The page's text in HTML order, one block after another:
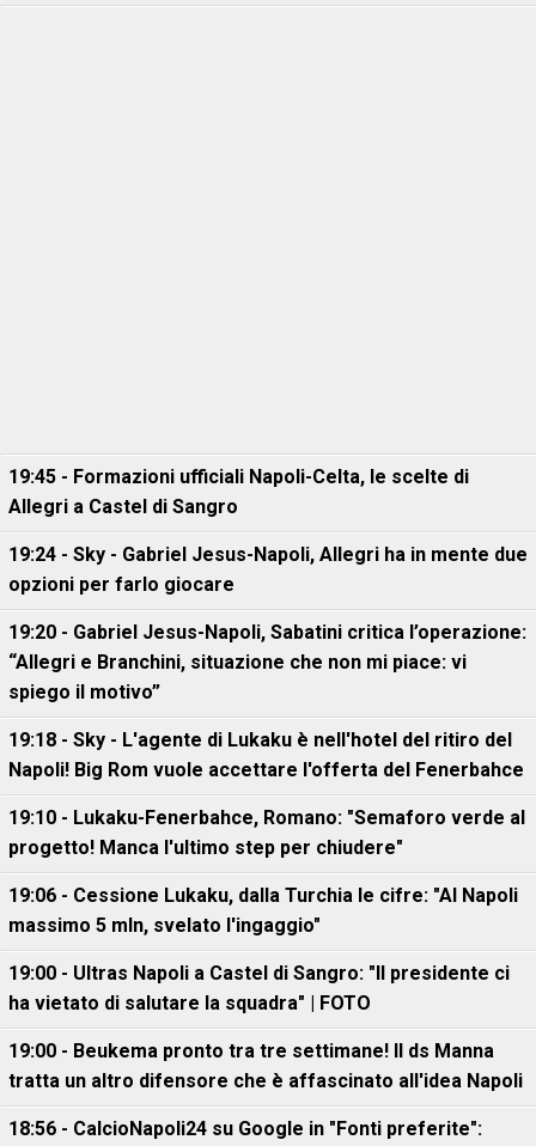
19:45 - Formazioni ufficiali Napoli-Celta, le scelte di
Allegri a Castel di Sangro
19:24 - Sky - Gabriel Jesus-Napoli, Allegri ha in mente due
opzioni per farlo giocare
19:20 - Gabriel Jesus-Napoli, Sabatini critica l’operazione:
“Allegri e Branchini, situazione che non mi piace: vi
spiego il motivo”
19:18 - Sky - L'agente di Lukaku è nell'hotel del ritiro del
Napoli! Big Rom vuole accettare l'offerta del Fenerbahce
19:10 - Lukaku-Fenerbahce, Romano: "Semaforo verde al
progetto! Manca l'ultimo step per chiudere"
19:06 - Cessione Lukaku, dalla Turchia le cifre: "Al Napoli
massimo 5 mln, svelato l'ingaggio"
19:00 - Ultras Napoli a Castel di Sangro: "Il presidente ci
ha vietato di salutare la squadra" | FOTO
19:00 - Beukema pronto tra tre settimane! Il ds Manna
tratta un altro difensore che è affascinato all'idea Napoli
18:56 - CalcioNapoli24 su Google in "Fonti preferite":